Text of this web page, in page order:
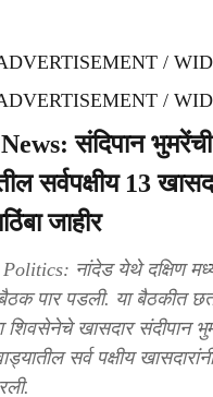
/
/
संदिपान भुमरेंची
सर्वपक्षीय 13
जाहीर
नांदेड येथे दक्षिण मध्य
बैठक पार पडली. या बैठकीत
शिवसेनेचे खासदार संदीपान
सर्व पक्षीय